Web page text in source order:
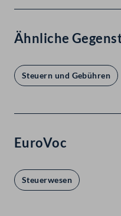
Ähnliche
Steuern und Gebühren
EuroVoc
Steuerwesen